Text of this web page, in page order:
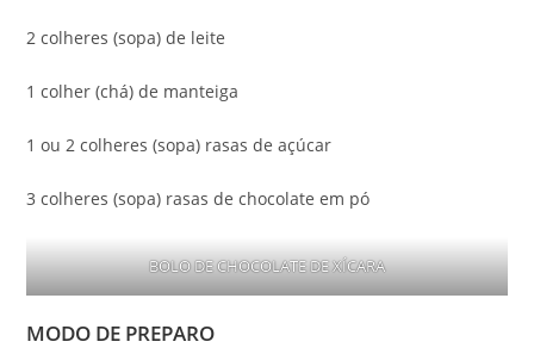
2 colheres (sopa) de leite
1 colher (chá) de manteiga
1 ou 2 colheres (sopa) rasas de açúcar
3 colheres (sopa) rasas de chocolate em pó
BOLO DE CHOCOLATE DE XÍCARA
MODO DE PREPARO